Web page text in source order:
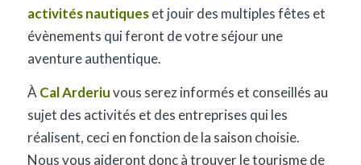
activités nautiqueset jouir des multiples fêtes et
évènements qui feront de votre séjour une
aventure authentique.
À Cal Arderiuvous serez informés et conseillés au
sujet des activités et des entreprises qui les
réalisent, ceci en fonction de la saison choisie.
Nous vous aideront donc à trouver le tourisme de